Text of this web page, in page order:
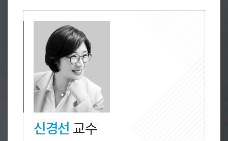
신경선 교수